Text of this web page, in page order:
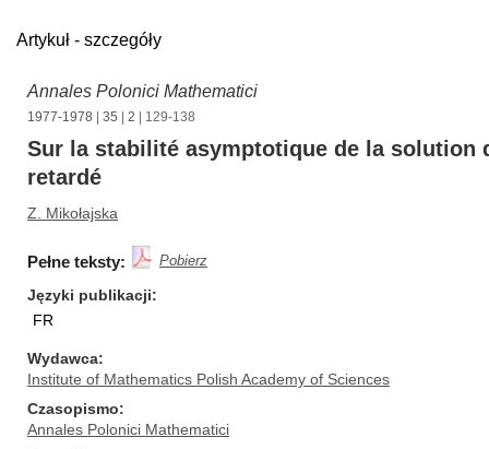
Artykuł - szczegóły
Annales Polonici Mathematici
1977-1978 35 2 | 129-138
Sur la stabilité asymptotique de la solution
retardé
Z. Mikołajska
Pełne teksty: Pobierz
Języki publikacji
FR
Wydawca
Institute of Mathematics Polish Academy of Sciences
Czasopismo
Annales Polonici Mathematici